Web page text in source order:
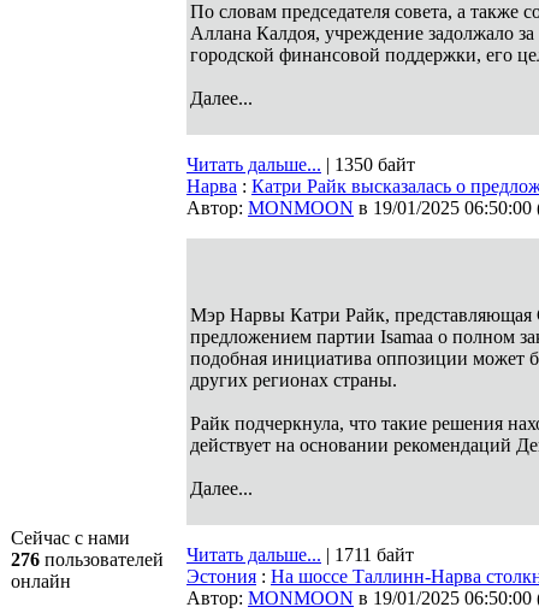
Сейчас с нами
276 пользователей
онлайн
По словам председателя совета, а также
Аллана Калдоя, учреждение задолжало
городской финансовой поддержки, его
Далее...
Читать дальше... | 1350 байт
Нарва : Катри Райк высказалась о
Автор: MONMOON в 19/01/2025 06:50:00
Мэр Нарвы Катри Райк, представляющая
предложением партии Isamaa о полном
подобная инициатива оппозиции может
других регионах страны.
Райк подчеркнула, что такие решения
действует на основании рекомендаций
Далее...
Читать дальше... | 1711 байт
Эстония : На шоссе Таллинн-Нарва
Автор: MONMOON в 19/01/2025 06:50:00